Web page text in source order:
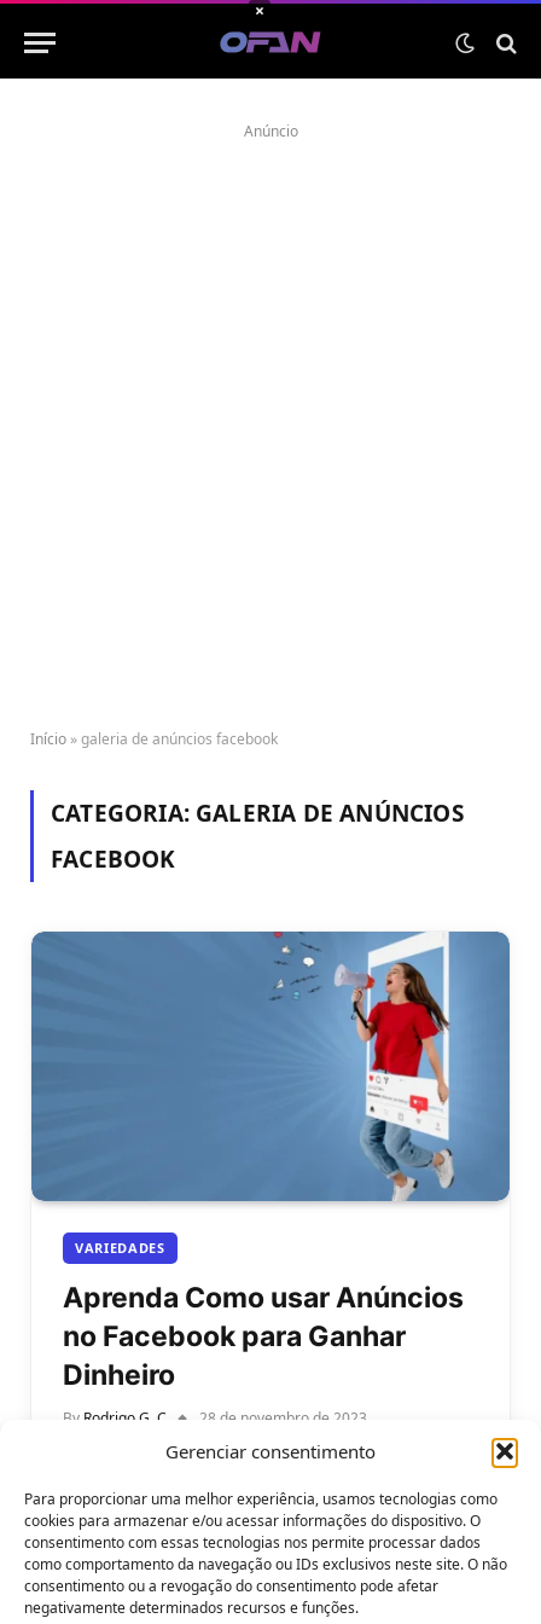
Gerenciar consentimento
Para proporcionar uma melhor experiência, usamos tecnologias como
cookies para armazenar e/ou acessar informações do dispositivo. O
consentimento com essas tecnologias nos permite processar dados
como comportamento da navegação ou IDs exclusivos neste site. O não
consentimento ou a revogação do consentimento pode afetar
negativamente determinados recursos e funções.
Anúncio
Início »galeria de anúncios facebook
CATEGORIA: GALERIA DE ANÚNCIOS
FACEBOOK
VARIEDADES
Aprenda Como usar Anúncios
no Facebook para Ganhar
Dinheiro
By Rodrigo G. C 28 de novembro de 2023
Aprenda Como usar Anúncios no Facebook para
Ganhar Dinheiro. O Facebook é uma das redes
sociais mais populares e acessadas…
×